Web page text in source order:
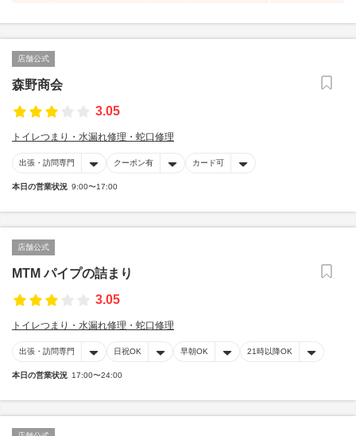
店舗公式
森野商会
3.05
トイレつまり・水漏れ修理・蛇口修理
出張・訪問専門 クーポン有 カード可
本日の営業状況 9:00〜17:00
店舗公式
MTM パイプの詰まり
3.05
トイレつまり・水漏れ修理・蛇口修理
出張・訪問専門 日祝OK 早朝OK 21時以降OK
本日の営業状況 17:00〜24:00